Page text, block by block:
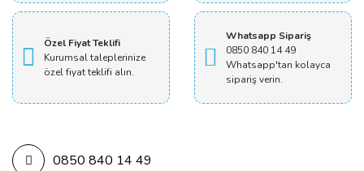
Özel Fiyat Teklifi
Kurumsal taleplerinize
özel fiyat teklifi alın.
Whatsapp Sipariş
0850 840 14 49
Whatsapp'tan kolayca
sipariş verin.
0850 840 14 49